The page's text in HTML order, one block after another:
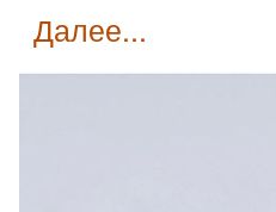
далее...